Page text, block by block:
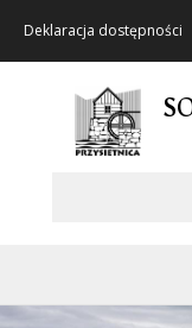
Deklaracja dostępności